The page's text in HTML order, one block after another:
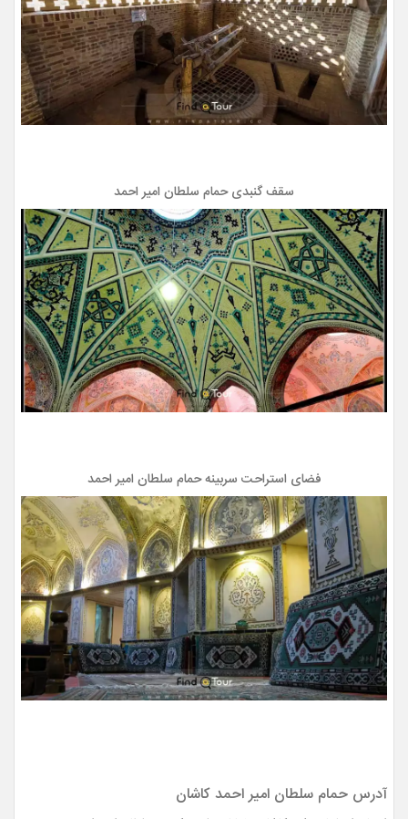
سقف گنبدی حمام سلطان امیر احمد
فضای استراحت سربینه حمام سلطان امیر احمد
آدرس حمام سلطان امیر احمد کاشان